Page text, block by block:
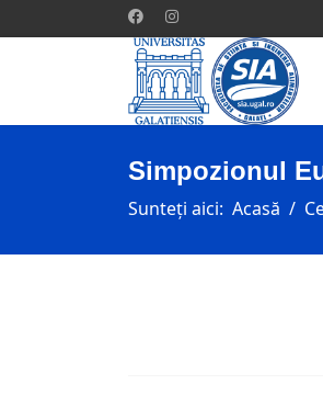
Simpozionul
Sunteți aici: Acasă